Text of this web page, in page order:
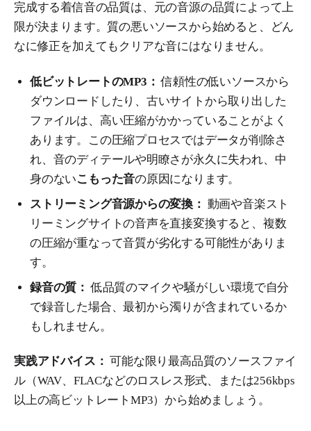
完成する着信音の品質は、元の音源の品質によって上
限が決まります。質の悪いソースから始めると、どん
なに修正を加えてもクリアな音にはなりません。
低ビットレートのMP3： 信頼性の低いソースから
ダウンロードしたり、古いサイトから取り出した
ファイルは、高い圧縮がかかっていることがよく
あります。この圧縮プロセスではデータが削除さ
れ、音のディテールや明瞭さが永久に失われ、中
身のないこもった音の原因になります。
ストリーミング音源からの変換： 動画や音楽スト
リーミングサイトの音声を直接変換すると、複数
の圧縮が重なって音質が劣化する可能性がありま
す。
録音の質： 低品質のマイクや騒がしい環境で自分
で録音した場合、最初から濁りが含まれているか
もしれません。
実践アドバイス： 可能な限り最高品質のソースファイ
ル（WAV、FLACなどのロスレス形式、または256kbps
以上の高ビットレートMP3）から始めましょう。